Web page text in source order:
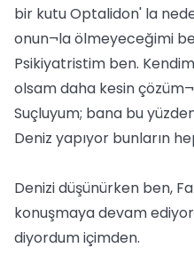
bir kutu Optalidon' la
onun¬la ölmeyeceğimi
Psikiyatristim ben.
olsam daha kesin
Suçluyum; bana bu
Deniz yapıyor bunların
Denizi düşünürken ben,
konuşmaya devam
diyordum içimden.